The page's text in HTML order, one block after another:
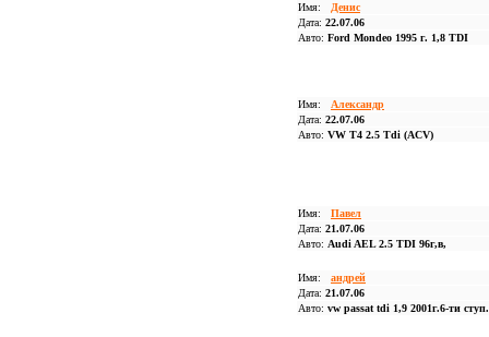
Имя: Денис
Дата: 22.07.06
Авто: Ford Mondeo 1995 г. 1,8 TDI
Имя: Александр
Дата: 22.07.06
Авто: VW T4 2.5 Tdi (ACV)
Имя: Павел
Дата: 21.07.06
Авто: Audi AEL 2.5 TDI 96г,в,
Имя: андрей
Дата: 21.07.06
Авто: vw passat tdi 1,9 2001г.6-ти